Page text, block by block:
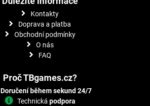
Kontakty
Doprava a platba
Obchodní podmínky
O nás
FAQ
Proč TBgames.cz?
Doručení během sekund 24/7
Technická podpora